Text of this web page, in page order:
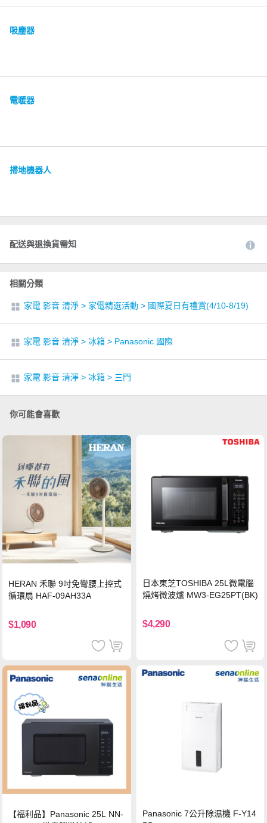
吸塵器
電暖器
掃地機器人
配送與退換貨需知
相關分類
家電 影音 清淨 > 家電精選活動 > 國際夏日有禮賞(4/10-8/19)
家電 影音 清淨 > 冰箱 > Panasonic 國際
家電 影音 清淨 > 冰箱 > 三門
你可能會喜歡
HERAN 禾聯 9吋免彎腰上控式
循環扇 HAF-09AH33A
$1,090
日本東芝TOSHIBA 25L微電腦
燒烤微波爐 MW3-EG25PT(BK)
$4,290
【福利品】Panasonic 25L NN-
Panasonic 7公升除濕機 F-Y14